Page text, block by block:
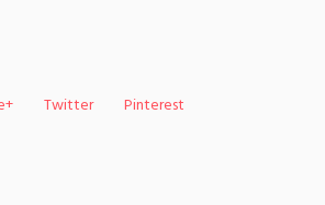
Twitter Pinterest